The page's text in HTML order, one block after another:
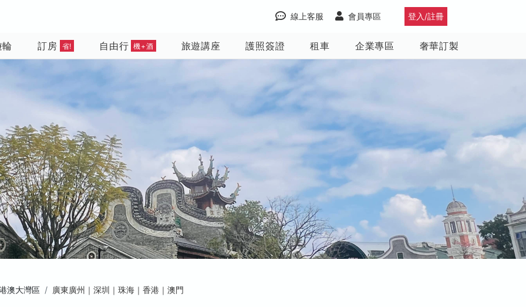
登入/註冊
會員專區
線上客服
訂房 省! 自由行 機+酒 旅遊講座 護照簽證 租車 企業專區 奢華訂製
澳大灣區 廣東廣州｜深圳｜珠海｜香港｜澳門